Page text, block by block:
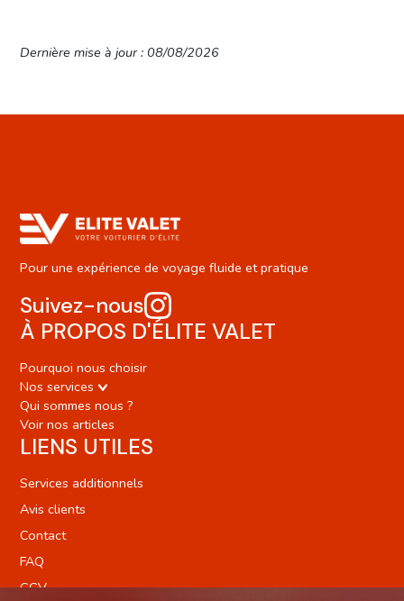
Dernière mise à jour : 08/08/2026
Pour une expérience de voyage fluide et pratique
Suivez-nous
À PROPOS D'ÉLITE VALET
Pourquoi nous choisir
Nos services
Qui sommes nous ?
Voir nos articles
LIENS UTILES
Services additionnels
Avis clients
Contact
FAQ
CGV